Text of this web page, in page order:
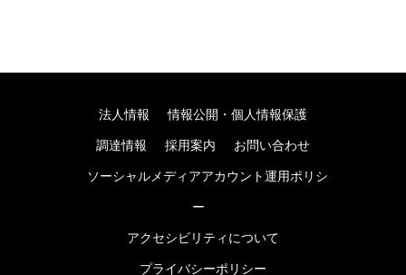
法人情報 情報公開・個人情報保護
調達情報 採用案内 お問い合わせ
ソーシャルメディアアカウント運用ポリシ
ー
アクセシビリティについて
プライバシーポリシー